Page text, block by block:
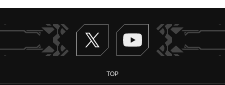
Twitter ヴァンガードch
TOP